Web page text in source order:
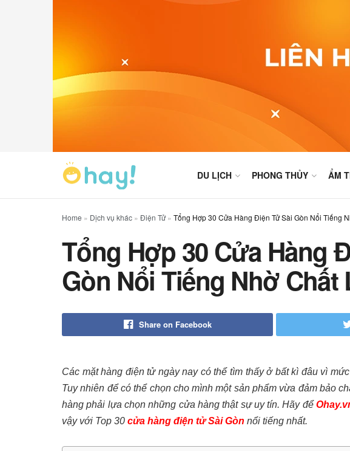
DU LỊCH PHONG THỦY ẨM
Home » Dịch vụ khác » Điện Tử» Tổng Hợp 30 Cửa Hàng Điện Tử Sài Gòn Nổi Tiếng
Tổng Hợp 30 Cửa Hàng
Gòn Nổi Tiếng Nhờ
Share on Facebook
Các mặt hàng điện tử ngày nay có thể tìm thấy ở bất kì đâu vì
Tuy nhiên để có thể chọn cho mình một sản phẩm vừa đảm bảo
hàng phải lựa chọn những cửa hàng thật sự uy tín. Hãy để
vậy với Top 30 cửa hàng điện tử Sài Gòn nổi tiếng nhất.